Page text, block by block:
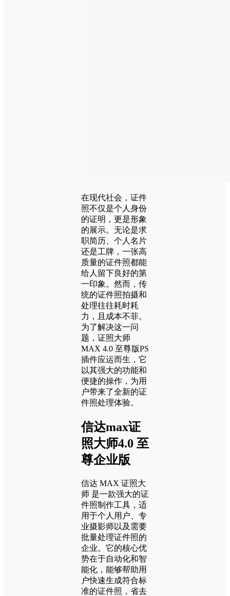
在现代社会，证件
照不仅是个人身份
的证明，更是形象
的展示。无论是求
职简历、个人名片
还是工牌，一张高
质量的证件照都能
给人留下良好的第
一印象。然而，传
统的证件照拍摄和
处理往往耗时耗
力，且成本不菲。
为了解决这一问
题，证照大师
MAX 4.0 至尊版PS
插件应运而生，它
以其强大的功能和
便捷的操作，为用
户带来了全新的证
件照处理体验。
信达max证
照大师4.0 至
尊企业版
信达 MAX 证照大
师 是一款强大的证
件照制作工具，适
用于个人用户、专
业摄影师以及需要
批量处理证件照的
企业。它的核心优
势在于自动化和智
能化，能够帮助用
户快速生成符合标
准的证件照，省去